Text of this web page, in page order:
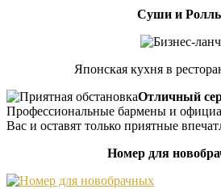
Суши и
Японская кухня в
Отличный
Профессиональные бармены и
Вас и оставят только приятные
Номер для